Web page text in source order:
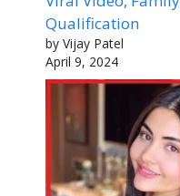
Qualification
by Vijay Patel
April 9, 2024